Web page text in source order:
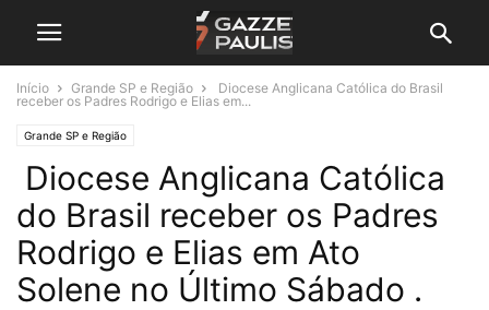
Início Grande SP e Região
Diocese Anglicana Católica do Brasil
receber os Padres Rodrigo e Elias em...
Grande SP e Região
Diocese Anglicana Católica
do Brasil receber os Padres
Rodrigo e Elias em Ato
Solene no Último Sábado .